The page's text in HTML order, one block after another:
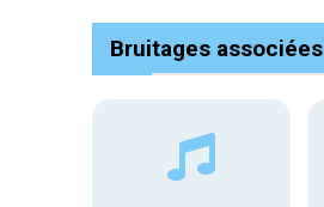
Bruitages associées